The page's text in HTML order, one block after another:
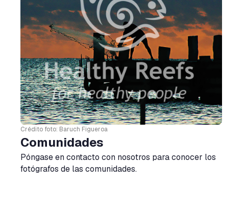
Crédito foto: Baruch Figueroa
Comunidades
Póngase en contacto con nosotros para conocer los
fotógrafos de las comunidades.